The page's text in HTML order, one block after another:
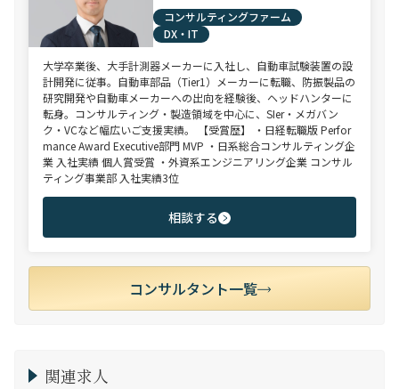
コンサルティングファーム
DX・IT
大学卒業後、大手計測器メーカーに入社し、自動車試験装置の設
計開発に従事。自動車部品（Tier1）メーカーに転職、防振製品の
研究開発や自動車メーカーへの出向を経験後、ヘッドハンターに
転身。コンサルティング・製造領域を中心に、SIer・メガバン
ク・VCなど幅広いご支援実績。 【受賞歴】 ・日経転職版 Perfor
mance Award Executive部門 MVP ・日系総合コンサルティング企
業 入社実績 個人賞受賞 ・外資系エンジニアリング企業 コンサル
ティング事業部 入社実績3位
相談する
コンサルタント一覧
関連求人